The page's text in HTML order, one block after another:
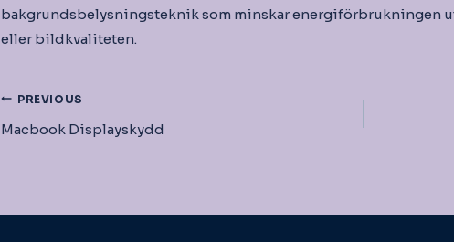
bakgrundsbelysningsteknik som minskar energiförbrukningen
eller bildkvaliteten.
Inläggsnavigering
PREVIOUS
Macbook Displayskydd